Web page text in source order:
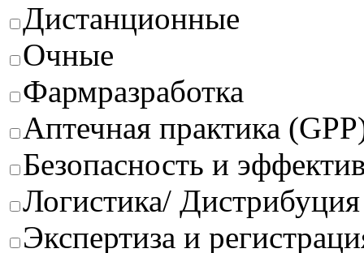
Дистанционные
Очные
Фармразработка
Аптечная практика
Безопасность и
Логистика/
Экспертиза и